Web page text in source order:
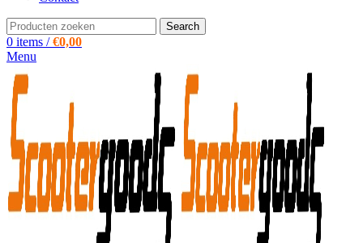
Search
0 items / €0,00
Menu